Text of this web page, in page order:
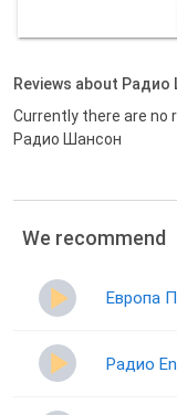
Reviews about
Currently there are no
Радио Шансон
We recommend
Европа
Радио